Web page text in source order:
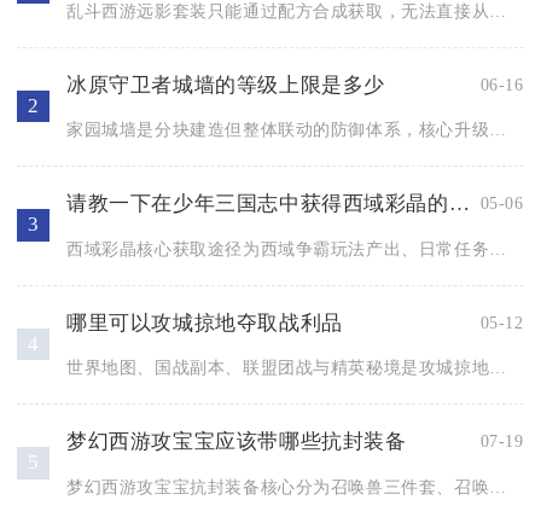
2
冰原守卫者城墙的等级上限是多少 06-16
3
请教一下在少年三国志中获得西域彩晶的方法 05-06
4
哪里可以攻城掠地夺取战利品 05-12
5
梦幻西游攻宝宝应该带哪些抗封装备 07-19